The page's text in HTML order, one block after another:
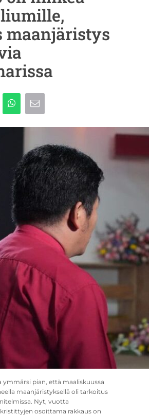
maanjäristys
ymmärsi pian, että maaliskuussa
maanjäristyksellä oli tarkoitus
Nyt, vuotta
osoittama rakkaus on